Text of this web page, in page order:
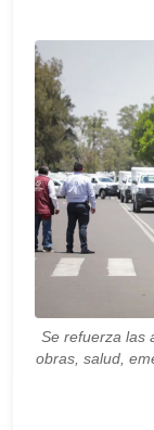
Se refuerza las
obras, salud,